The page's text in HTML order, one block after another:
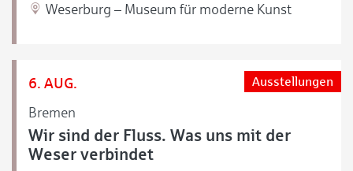
Weserburg – Museum für moderne Kunst
6. AUG.
Bremen
Ausstellungen
Wir sind der Fluss. Was uns mit der
Weser verbindet